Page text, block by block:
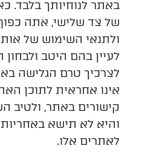
באתר לנוחיותך בלבד.
של צד שלישי, אתה
ולתנאי השימוש של
לעיין בהם היטב
לצרכיך טרם הגלישה
אינו אחראית לתוכן
קישורים באתר, ולטיב
והיא לא תישא
לאתרים אלו.